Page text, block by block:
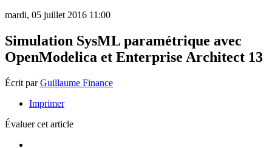
mardi, 05 juillet 2016 11:00
Simulation SysML paramétrique avec
OpenModelica et Enterprise Architect 13
Écrit parGuillaume Finance
Imprimer
Évaluer cet article